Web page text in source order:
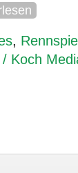
,
Koch